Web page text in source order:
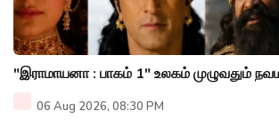
"இராமாயனா : பாகம் 1" உலகம் முழுவதும்
06 Aug 2026, 08:30 PM